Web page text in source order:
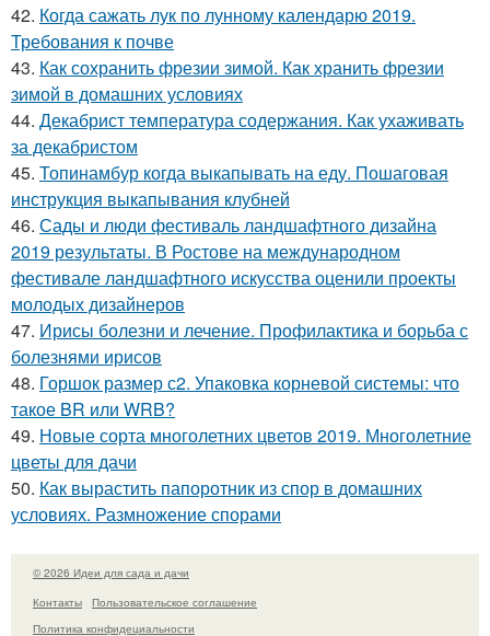
42. Когда сажать лук по лунному календарю 2019.
Требования к почве
43. Как сохранить фрезии зимой. Как хранить фрезии
зимой в домашних условиях
44. Декабрист температура содержания. Как ухаживать
за декабристом
45. Топинамбур когда выкапывать на еду. Пошаговая
инструкция выкапывания клубней
46. Сады и люди фестиваль ландшафтного дизайна
2019 результаты. В Ростове на международном
фестивале ландшафтного искусства оценили проекты
молодых дизайнеров
47. Ирисы болезни и лечение. Профилактика и борьба с
болезнями ирисов
48. Горшок размер с2. Упаковка корневой системы: что
такое BR или WRB?
49. Новые сорта многолетних цветов 2019. Многолетние
цветы для дачи
50. Как вырастить папоротник из спор в домашних
условиях. Размножение спорами
© 2026 Идеи для сада и дачи
Контакты
Пользовательское соглашение
Политика конфидециальности